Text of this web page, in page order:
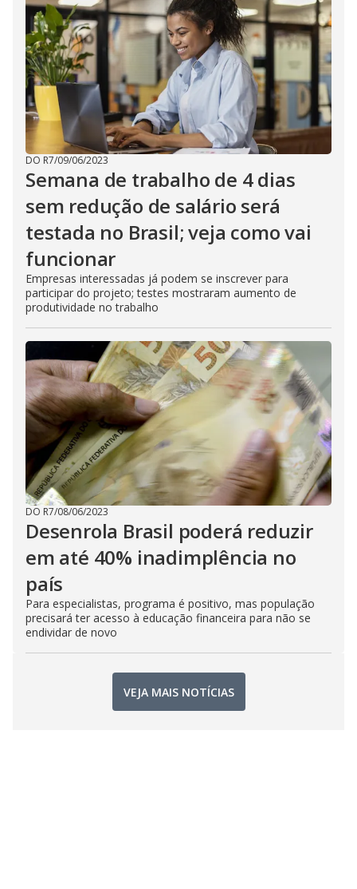
DO R7/09/06/2023
Semana de trabalho de 4 dias
sem redução de salário será
testada no Brasil; veja como vai
funcionar
Empresas interessadas já podem se inscrever para
participar do projeto; testes mostraram aumento de
produtividade no trabalho
DO R7/08/06/2023
Desenrola Brasil poderá reduzir
em até 40% inadimplência no
país
Para especialistas, programa é positivo, mas população
precisará ter acesso à educação financeira para não se
endividar de novo
VEJA MAIS NOTÍCIAS